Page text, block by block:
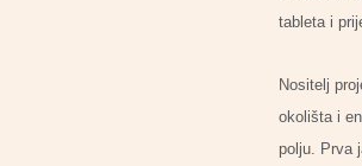
tableta i
Nositelj
okolišta i
polju. Prva